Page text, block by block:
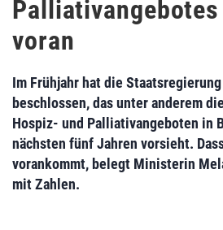
voran
Im Frühjahr hat die
beschlossen, das unter anderem
Hospiz- und Palliativangeboten in
nächsten fünf Jahren vorsieht.
vorankommt, belegt Ministerin
mit Zahlen.